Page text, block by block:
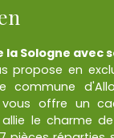
Sologne avec
propose en
vous offre un
allie le charme